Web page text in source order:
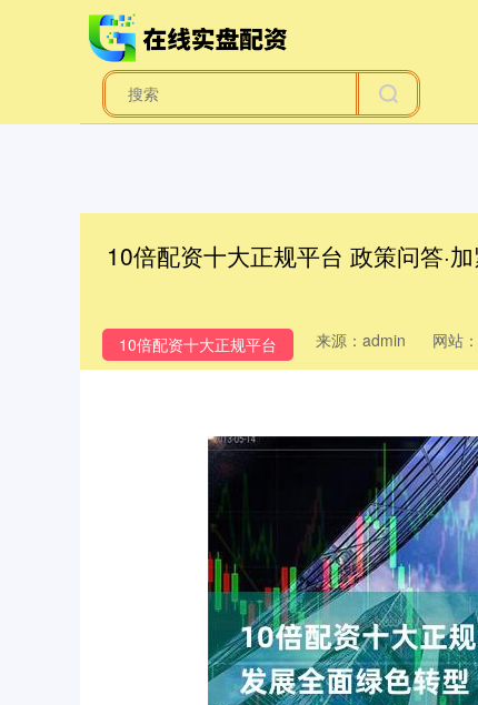
10倍配资十大正规平台 政策问答·
10倍配资十大正规平台 来源：admin 网站